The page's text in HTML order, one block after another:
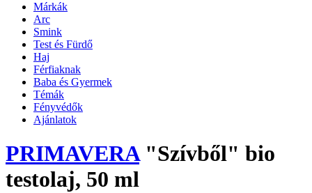
Márkák
Arc
Smink
Test és Fürdő
Haj
Férfiaknak
Baba és Gyermek
Témák
Fényvédők
Ajánlatok
PRIMAVERA"Szívből" bio
testolaj, 50 ml